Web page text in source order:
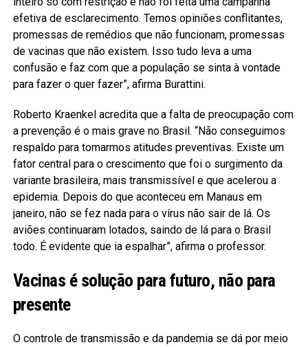
efetiva de esclarecimento. Temos opiniões conflitantes,
promessas de remédios que não funcionam, promessas
de vacinas que não existem. Isso tudo leva a uma
confusão e faz com que a população se sinta à vontade
para fazer o quer fazer”, afirma Burattini.
Roberto Kraenkel acredita que a falta de preocupação com
a prevenção é o mais grave no Brasil. “Não conseguimos
respaldo para tomarmos atitudes preventivas. Existe um
fator central para o crescimento que foi o surgimento da
variante brasileira, mais transmissível e que acelerou a
epidemia. Depois do que aconteceu em Manaus em
janeiro, não se fez nada para o vírus não sair de lá. Os
aviões continuaram lotados, saindo de lá para o Brasil
todo. É evidente que ia espalhar”, afirma o professor.
Vacinas é solução para futuro, não para
presente
O controle de transmissão e da pandemia se dá por meio